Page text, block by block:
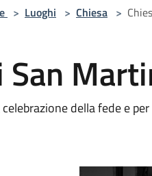
> Luoghi > Chiesa >
San
della fede e